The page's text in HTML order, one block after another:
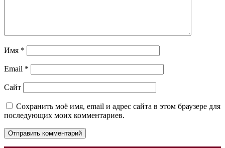
Имя *
Email *
Сайт
Сохранить моё имя, email и адрес сайта в этом браузере для
последующих моих комментариев.